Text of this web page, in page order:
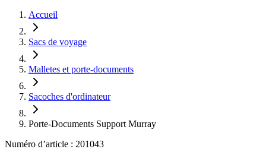
Accueil
Sacs de voyage
Malletes et porte-documents
Sacoches d'ordinateur
Porte-Documents Support Murray
Numéro d’article : 201043